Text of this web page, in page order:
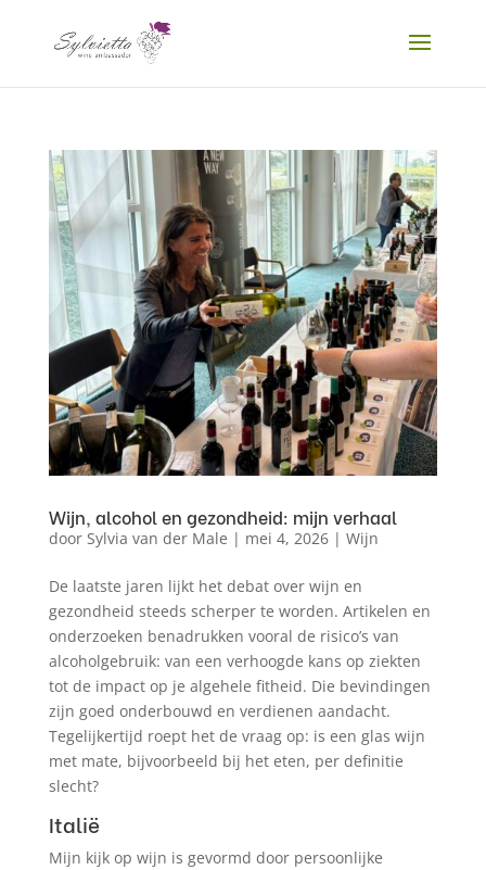
Wijn, alcohol en gezondheid: mijn verhaal
door Sylvia van der Male | mei 4, 2026| Wijn
De laatste jaren lijkt het debat over wijn en
gezondheid steeds scherper te worden. Artikelen en
onderzoeken benadrukken vooral de risico’s van
alcoholgebruik: van een verhoogde kans op ziekten
tot de impact op je algehele fitheid. Die bevindingen
zijn goed onderbouwd en verdienen aandacht.
Tegelijkertijd roept het de vraag op: is een glas wijn
met mate, bijvoorbeeld bij het eten, per definitie
slecht?
Italië
Mijn kijk op wijn is gevormd door persoonlijke